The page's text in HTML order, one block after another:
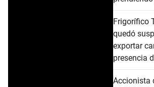
Frigorífico
quedó
exportar
presencia
Accionista